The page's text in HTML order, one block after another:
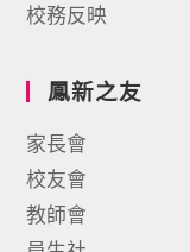
校務反映
鳳新之友
家長會
校友會
教師會